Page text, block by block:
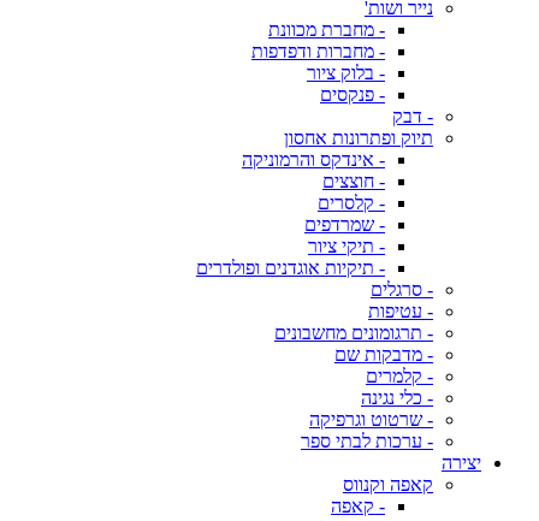
נייר ושות'
- מחברת מכוונת
- מחברות ודפדפות
- בלוק ציור
- פנקסים
- דבק
תיוק ופתרונות אחסון
- אינדקס והרמוניקה
- חוצצים
- קלסרים
- שמרדפים
- תיקי ציור
- תיקיות אוגדנים ופולדרים
- סרגלים
- עטיפות
- תרגומונים מחשבונים
- מדבקות שם
- קלמרים
- כלי נגינה
- שרטוט וגרפיקה
- ערכות לבתי ספר
יצירה
קאפה וקנווס
- קאפה